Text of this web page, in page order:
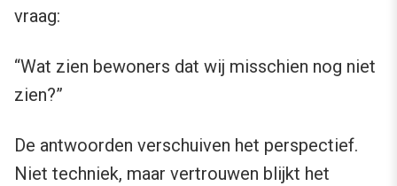
vraag:
“Wat zien bewoners dat wij misschien nog niet
zien?”
De antwoorden verschuiven het perspectief.
Niet techniek, maar vertrouwen blijkt het